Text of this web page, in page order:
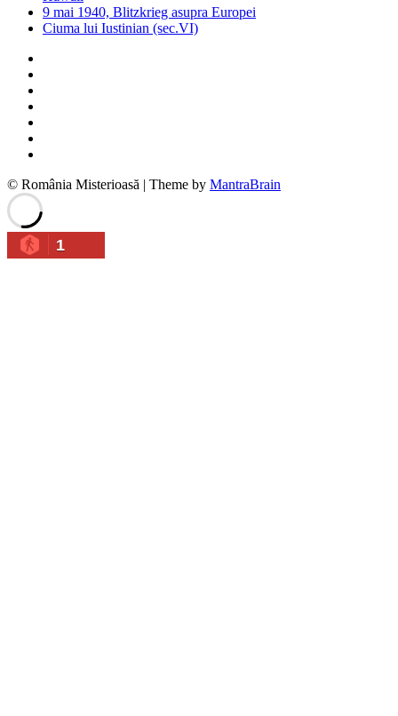
9 mai 1940, Blitzkrieg asupra Europei
Ciuma lui Iustinian (sec.VI)
© România Misterioasă | Theme by MantraBrain
1